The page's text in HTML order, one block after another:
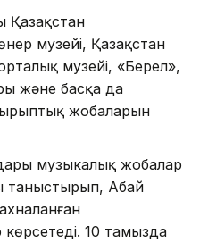
Қазақстан
музейі, Қазақстан
музейі, «Берел»,
және басқа да
жобаларын
музыкалық жобалар
таныстырып, Абай
10 тамызда